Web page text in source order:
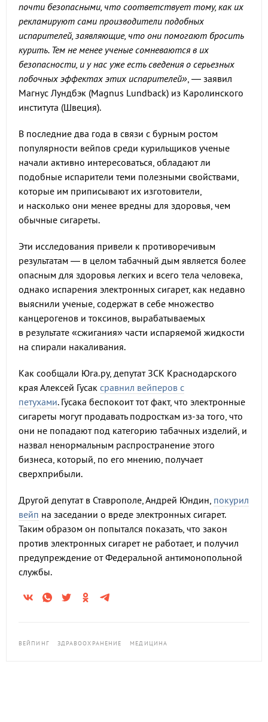
почти безопасными, что соответствует тому, как их
рекламируют сами производители подобных
испарителей, заявляющие, что они помогают бросить
курить. Тем не менее ученые сомневаются в их
безопасности, и у нас уже есть сведения о серьезных
побочных эффектах этих испарителей», — заявил
Магнус Лундбэк (Magnus Lundback) из Каролинского
института (Швеция).
В последние два года в связи с бурным ростом
популярности вейпов среди курильщиков ученые
начали активно интересоваться, обладают ли
подобные испарители теми полезными свойствами,
которые им приписывают их изготовители,
и насколько они менее вредны для здоровья, чем
обычные сигареты.
Эти исследования привели к противоречивым
результатам — в целом табачный дым является более
опасным для здоровья легких и всего тела человека,
однако испарения электронных сигарет, как недавно
выяснили ученые, содержат в себе множество
канцерогенов и токсинов, вырабатываемых
в результате «сжигания» части испаряемой жидкости
на спирали накаливания.
Как сообщали Юга.ру, депутат ЗСК Краснодарского
края Алексей Гусак сравнил вейперов с
петухами. Гусака беспокоит тот факт, что электронные
сигареты могут продавать подросткам из-за того, что
они не попадают под категорию табачных изделий, и
назвал ненормальным распространение этого
бизнеса, который, по его мнению, получает
сверхприбыли.
Другой депутат в Ставрополе, Андрей Юндин, покурил
вейп на заседании о вреде электронных сигарет.
Таким образом он попытался показать, что закон
против электронных сигарет не работает, и получил
предупреждение от Федеральной антимонопольной
службы.
ВЕЙПИНГ ЗДРАВООХРАНЕНИЕ МЕДИЦИНА